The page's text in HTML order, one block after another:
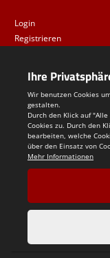
Login
Registrieren
Datenschutzerklärung
Teamsports 2
Dein Sportverein online